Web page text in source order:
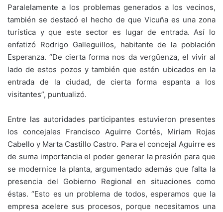
Paralelamente a los problemas generados a los vecinos,
también se destacó el hecho de que Vicuña es una zona
turística y que este sector es lugar de entrada. Así lo
enfatizó Rodrigo Galleguillos, habitante de la población
Esperanza. “De cierta forma nos da vergüenza, el vivir al
lado de estos pozos y también que estén ubicados en la
entrada de la ciudad, de cierta forma espanta a los
visitantes”, puntualizó.
Entre las autoridades participantes estuvieron presentes
los concejales Francisco Aguirre Cortés, Miriam Rojas
Cabello y Marta Castillo Castro. Para el concejal Aguirre es
de suma importancia el poder generar la presión para que
se modernice la planta, argumentado además que falta la
presencia del Gobierno Regional en situaciones como
éstas. “Esto es un problema de todos, esperamos que la
empresa acelere sus procesos, porque necesitamos una